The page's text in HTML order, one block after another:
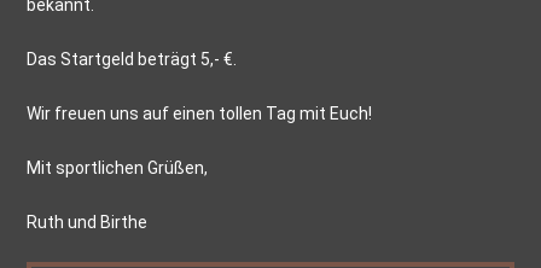
bekannt.
Das Startgeld beträgt 5,- €.
Wir freuen uns auf einen tollen Tag mit Euch!
Mit sportlichen Grüßen,
Ruth und Birthe